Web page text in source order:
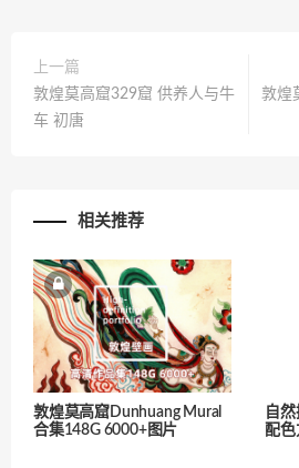
上一篇
敦煌莫高窟329窟 供养人与牛
车 初唐
敦煌
相关推荐
敦煌莫高窟Dunhuang Mural
合集148G 6000+图片
自
配色